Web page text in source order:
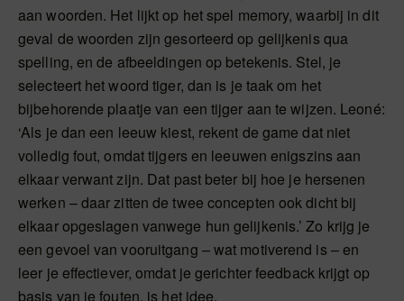
aan woorden. Het lijkt op het spel memory, waarbij in dit
geval de woorden zijn gesorteerd op gelijkenis qua
spelling, en de afbeeldingen op betekenis. Stel, je
selecteert het woord tiger, dan is je taak om het
bijbehorende plaatje van een tijger aan te wijzen. Leoné:
‘Als je dan een leeuw kiest, rekent de game dat niet
volledig fout, omdat tijgers en leeuwen enigszins aan
elkaar verwant zijn. Dat past beter bij hoe je hersenen
werken – daar zitten de twee concepten ook dicht bij
elkaar opgeslagen vanwege hun gelijkenis.’ Zo krijg je
een gevoel van vooruitgang – wat motiverend is – en
leer je effectiever, omdat je gerichter feedback krijgt op
basis van je fouten, is het idee.